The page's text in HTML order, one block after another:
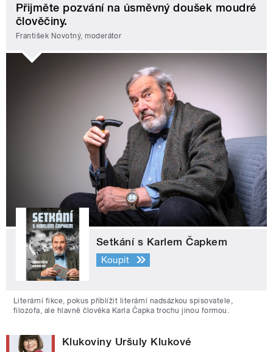
Přijměte pozvání na úsměvný doušek moudré
člověčiny.
František Novotný, moderátor
Setkání s Karlem Čapkem
Koupit
Literární fikce, pokus přiblížit literární nadsázkou spisovatele,
filozofa, ale hlavně člověka Karla Čapka trochu jinou formou.
Klukoviny Uršuly Klukové